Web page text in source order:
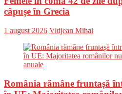
căpușe în Grecia
Posted
1 august 2026 Author
Vidjean Mihai
România rămâne fruntașă